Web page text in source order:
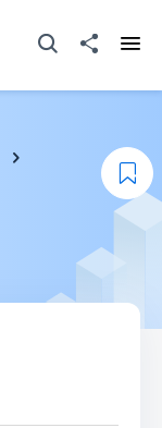
打開搜尋器分享至
加